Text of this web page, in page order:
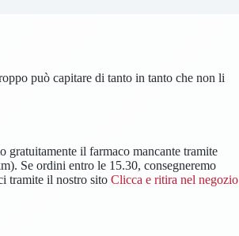
può capitare di tanto in tanto che non li
gratuitamente il farmaco mancante tramite
Se ordini entro le 15.30, consegneremo
tramite il nostro sito Clicca e ritira nel negozio